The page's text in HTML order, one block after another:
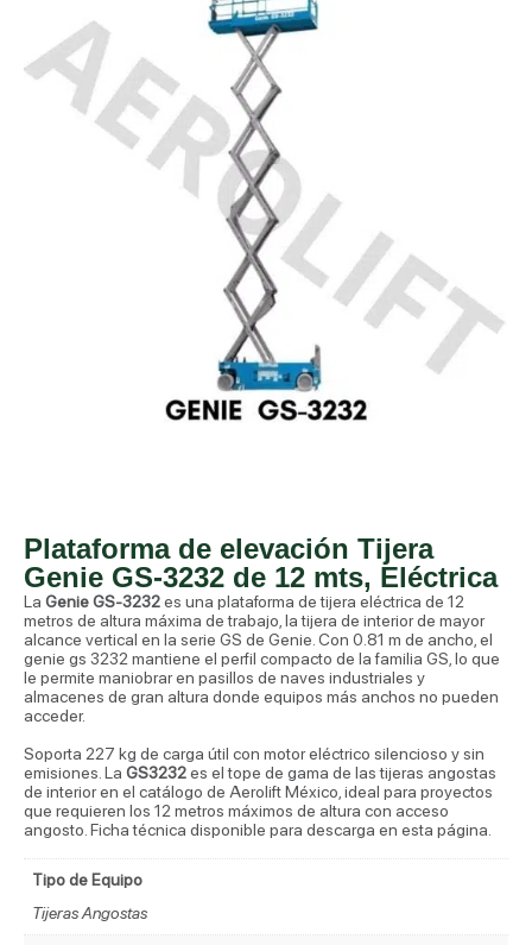
Plataforma de elevación Tijera
Genie GS-3232 de 12 mts, Eléctrica
La Genie GS-3232es una plataforma de tijera eléctrica de 12
metros de altura máxima de trabajo, la tijera de interior de mayor
alcance vertical en la serie GS de Genie. Con 0.81 m de ancho, el
genie gs 3232 mantiene el perfil compacto de la familia GS, lo que
le permite maniobrar en pasillos de naves industriales y
almacenes de gran altura donde equipos más anchos no pueden
acceder.
Soporta 227 kg de carga útil con motor eléctrico silencioso y sin
emisiones. La GS3232es el tope de gama de las tijeras angostas
de interior en el catálogo de Aerolift México, ideal para proyectos
que requieren los 12 metros máximos de altura con acceso
angosto. Ficha técnica disponible para descarga en esta página.
Tipo de Equipo
Tijeras Angostas